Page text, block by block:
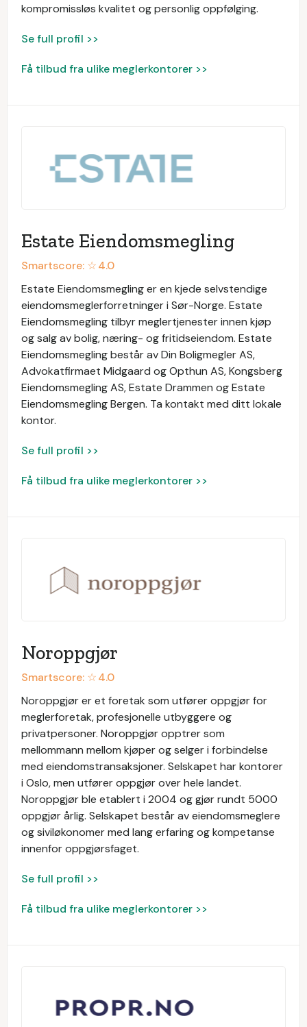
kompromissløs kvalitet og personlig oppfølging.
Se full profil >>
Få tilbud fra ulike meglerkontorer >>
Estate Eiendomsmegling
Smartscore: ☆4.0
Estate Eiendomsmegling er en kjede selvstendige
eiendomsmeglerforretninger i Sør-Norge. Estate
Eiendomsmegling tilbyr meglertjenester innen kjøp
og salg av bolig, næring- og fritidseiendom. Estate
Eiendomsmegling består av Din Boligmegler AS,
Advokatfirmaet Midgaard og Opthun AS, Kongsberg
Eiendomsmegling AS, Estate Drammen og Estate
Eiendomsmegling Bergen. Ta kontakt med ditt lokale
kontor.
Se full profil >>
Få tilbud fra ulike meglerkontorer >>
Noroppgjør
Smartscore: ☆4.0
Noroppgjør er et foretak som utfører oppgjør for
meglerforetak, profesjonelle utbyggere og
privatpersoner. Noroppgjør opptrer som
mellommann mellom kjøper og selger i forbindelse
med eiendomstransaksjoner. Selskapet har kontorer
i Oslo, men utfører oppgjør over hele landet.
Noroppgjør ble etablert i 2004 og gjør rundt 5000
oppgjør årlig. Selskapet består av eiendomsmeglere
og siviløkonomer med lang erfaring og kompetanse
innenfor oppgjørsfaget.
Se full profil >>
Få tilbud fra ulike meglerkontorer >>